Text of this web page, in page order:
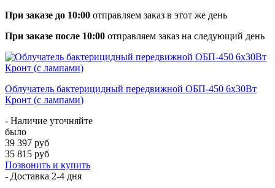
При заказе до 10:00 отправляем заказ в этот же день
При заказе после 10:00 отправляем заказ на следующий день
Облучатель бактерицидный передвижной ОБП-450 6х30Вт
Кронт (с лампами)
- Наличие уточняйте
было
39 397 руб
35 815 руб
Позвонить и купить
- Доставка 2-4 дня